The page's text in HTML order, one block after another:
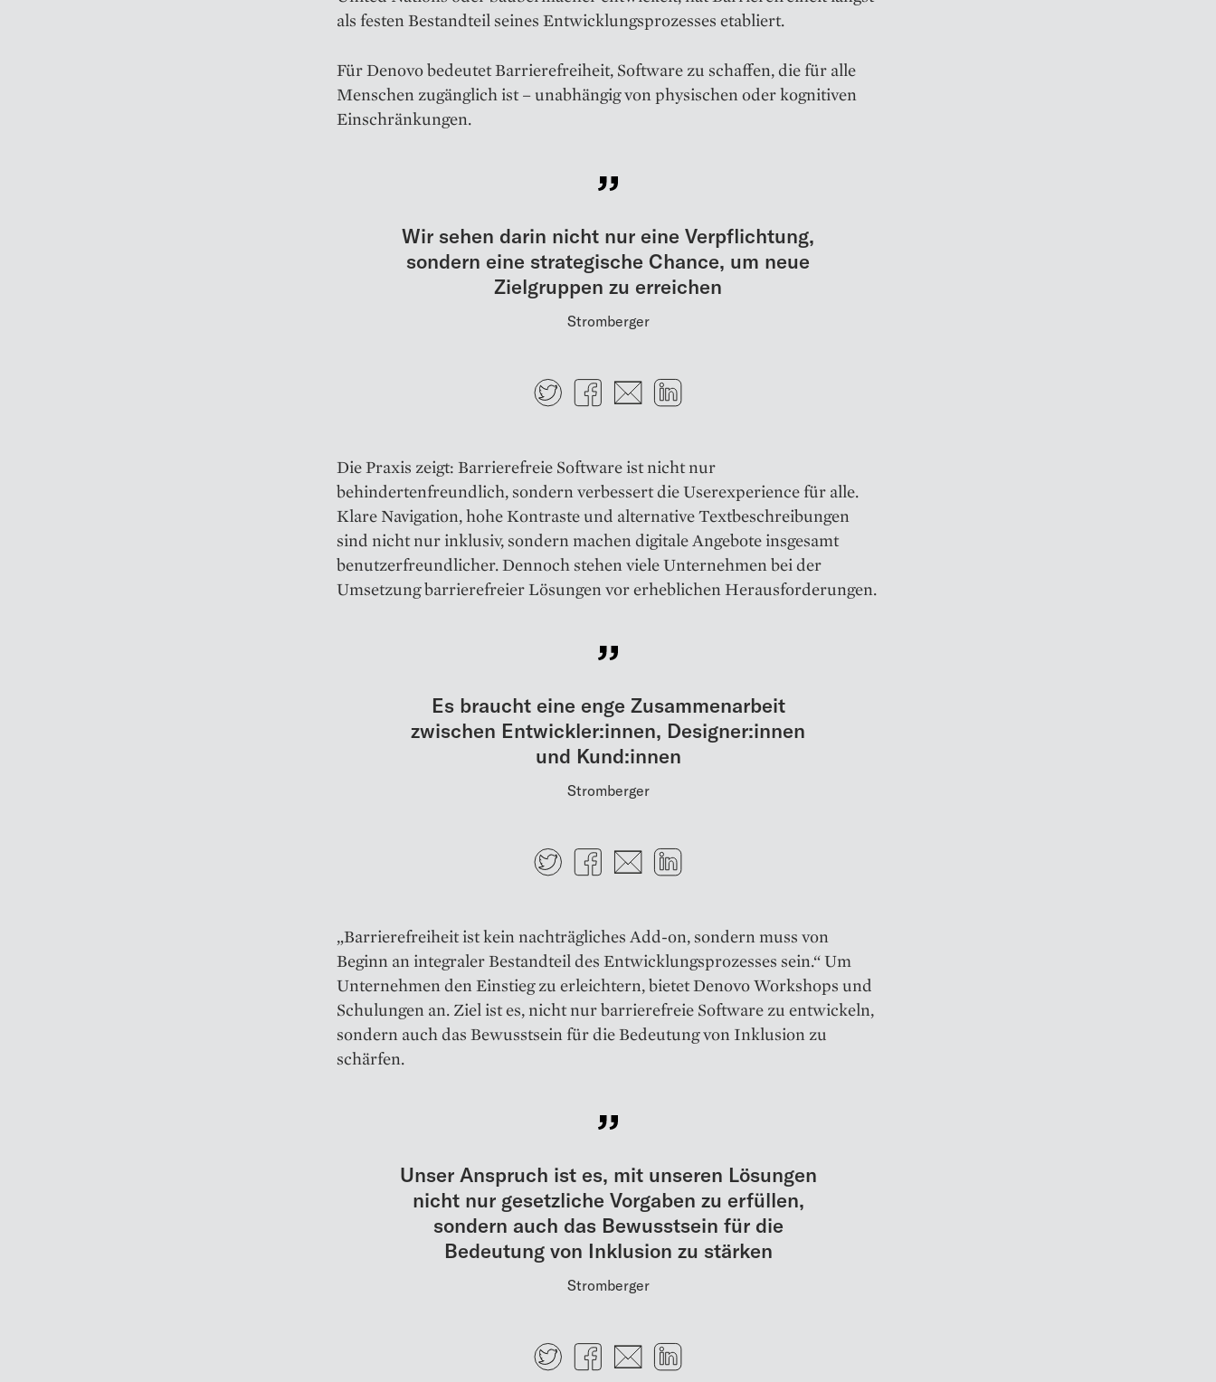
als festen Bestandteil seines Entwicklungsprozesses etabliert.
Für Denovo bedeutet Barrierefreiheit, Software zu schaffen, die für alle
Menschen zugänglich ist – unabhängig von physischen oder kognitiven
Einschränkungen.
Wir sehen darin nicht nur eine Verpflichtung,
sondern eine strategische Chance, um neue
Zielgruppen zu erreichen
Stromberger
TwitterFacebook
E-mail
Die Praxis zeigt: Barrierefreie Software ist nicht nur
behindertenfreundlich, sondern verbessert die Userexperience für alle.
Klare Navigation, hohe Kontraste und alternative Textbeschreibungen
sind nicht nur inklusiv, sondern machen digitale Angebote insgesamt
benutzerfreundlicher. Dennoch stehen viele Unternehmen bei der
Umsetzung barrierefreier Lösungen vor erheblichen Herausforderungen.
Es braucht eine enge Zusammenarbeit
zwischen Entwickler:innen, Designer:innen
und Kund:innen
Stromberger
TwitterFacebook
E-mail
„Barrierefreiheit ist kein nachträgliches Add-on, sondern muss von
Beginn an integraler Bestandteil des Entwicklungsprozesses sein.“ Um
Unternehmen den Einstieg zu erleichtern, bietet Denovo Workshops und
Schulungen an. Ziel ist es, nicht nur barrierefreie Software zu entwickeln,
sondern auch das Bewusstsein für die Bedeutung von Inklusion zu
schärfen.
Unser Anspruch ist es, mit unseren Lösungen
nicht nur gesetzliche Vorgaben zu erfüllen,
sondern auch das Bewusstsein für die
Bedeutung von Inklusion zu stärken
Stromberger
TwitterFacebook
E-mail